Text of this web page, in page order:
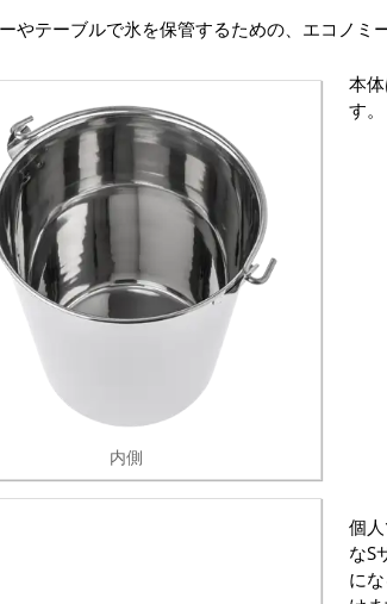
やテーブルで氷を保管するための、エコノミ
内側
本
す。
個
なS
に